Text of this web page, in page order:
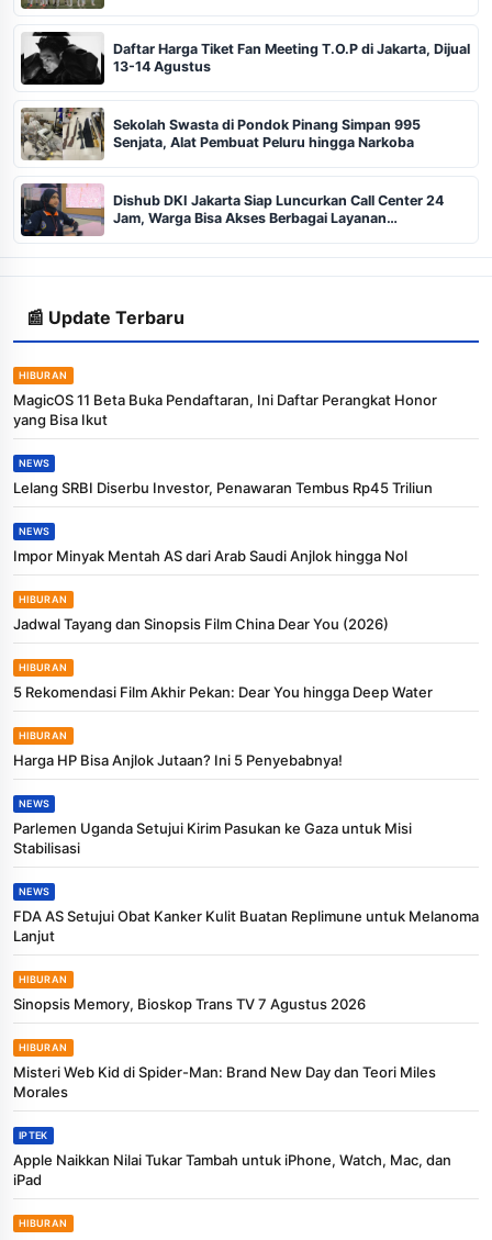
Daftar Harga Tiket Fan Meeting T.O.P di Jakarta, Dijual
13-14 Agustus
Sekolah Swasta di Pondok Pinang Simpan 995
Senjata, Alat Pembuat Peluru hingga Narkoba
Dishub DKI Jakarta Siap Luncurkan Call Center 24
Jam, Warga Bisa Akses Berbagai Layanan
📰 Update Terbaru
HIBURAN
MagicOS 11 Beta Buka Pendaftaran, Ini Daftar Perangkat Honor
yang Bisa Ikut
NEWS
Lelang SRBI Diserbu Investor, Penawaran Tembus Rp45 Triliun
NEWS
Impor Minyak Mentah AS dari Arab Saudi Anjlok hingga Nol
HIBURAN
Jadwal Tayang dan Sinopsis Film China Dear You (2026)
HIBURAN
5 Rekomendasi Film Akhir Pekan: Dear You hingga Deep Water
HIBURAN
Harga HP Bisa Anjlok Jutaan? Ini 5 Penyebabnya!
NEWS
Parlemen Uganda Setujui Kirim Pasukan ke Gaza untuk Misi
Stabilisasi
NEWS
FDA AS Setujui Obat Kanker Kulit Buatan Replimune untuk Melanoma
Lanjut
HIBURAN
Sinopsis Memory, Bioskop Trans TV 7 Agustus 2026
HIBURAN
Misteri Web Kid di Spider-Man: Brand New Day dan Teori Miles
Morales
IPTEK
Apple Naikkan Nilai Tukar Tambah untuk iPhone, Watch, Mac, dan
iPad
HIBURAN